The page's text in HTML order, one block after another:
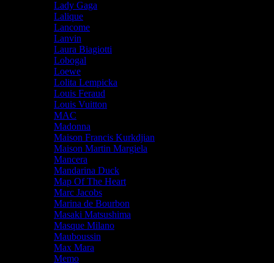
Lady Gaga
Lalique
Lancome
Lanvin
Laura Biagiotti
Lobogal
Loewe
Lolita Lempicka
Louis Feraud
Louis Vuitton
MAC
Madonna
Maison Francis Kurkdjian
Maison Martin Margiela
Mancera
Mandarina Duck
Map Of The Heart
Marc Jacobs
Marina de Bourbon
Masaki Matsushima
Masque Milano
Mauboussin
Max Mara
Memo